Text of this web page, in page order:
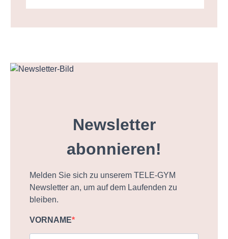
Newsletter
abonnieren!
Melden Sie sich zu unserem TELE-GYM
Newsletter an, um auf dem Laufenden zu
bleiben.
VORNAME